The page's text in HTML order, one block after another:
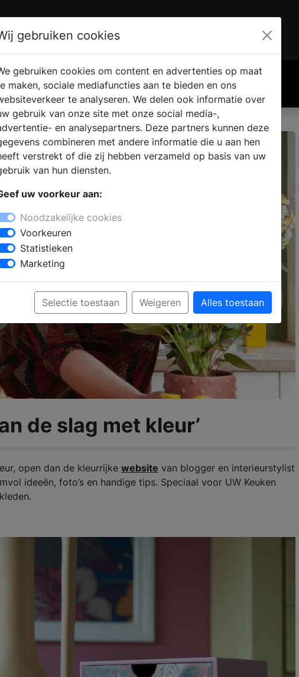
VERKOOPLOCATIE
VINDEN
WEBSHOP
de slag met kleur’
open dan de kleurrijke website van blogger en interieurstylist
ideeën, foto’s en handige tips. Speciaal voor UW Keuken
gebruiken cookies
gebruiken cookies om content en advertenties op maat
maken, sociale mediafuncties aan te bieden en ons
te analyseren. We delen ook informatie over
gebruik van onze site met onze social media-,
en analysepartners. Deze partners kunnen deze
combineren met andere informatie die u aan hen
verstrekt of die zij hebben verzameld op basis van uw
van hun diensten.
uw voorkeur aan:
Noodzakelijke cookies
Voorkeuren
Statistieken
Marketing
Selectie toestaan Weigeren Alles toestaan